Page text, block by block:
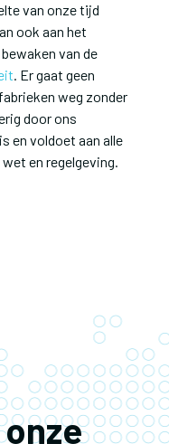
van onze tijd
ook aan het
van de
. Er gaat geen
weg zonder
door ons
en voldoet aan alle
en regelgeving.